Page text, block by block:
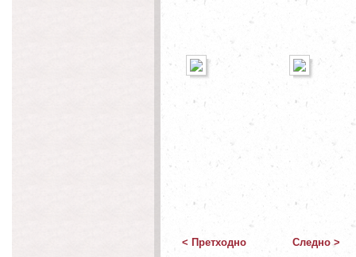
< Претходно Следно >